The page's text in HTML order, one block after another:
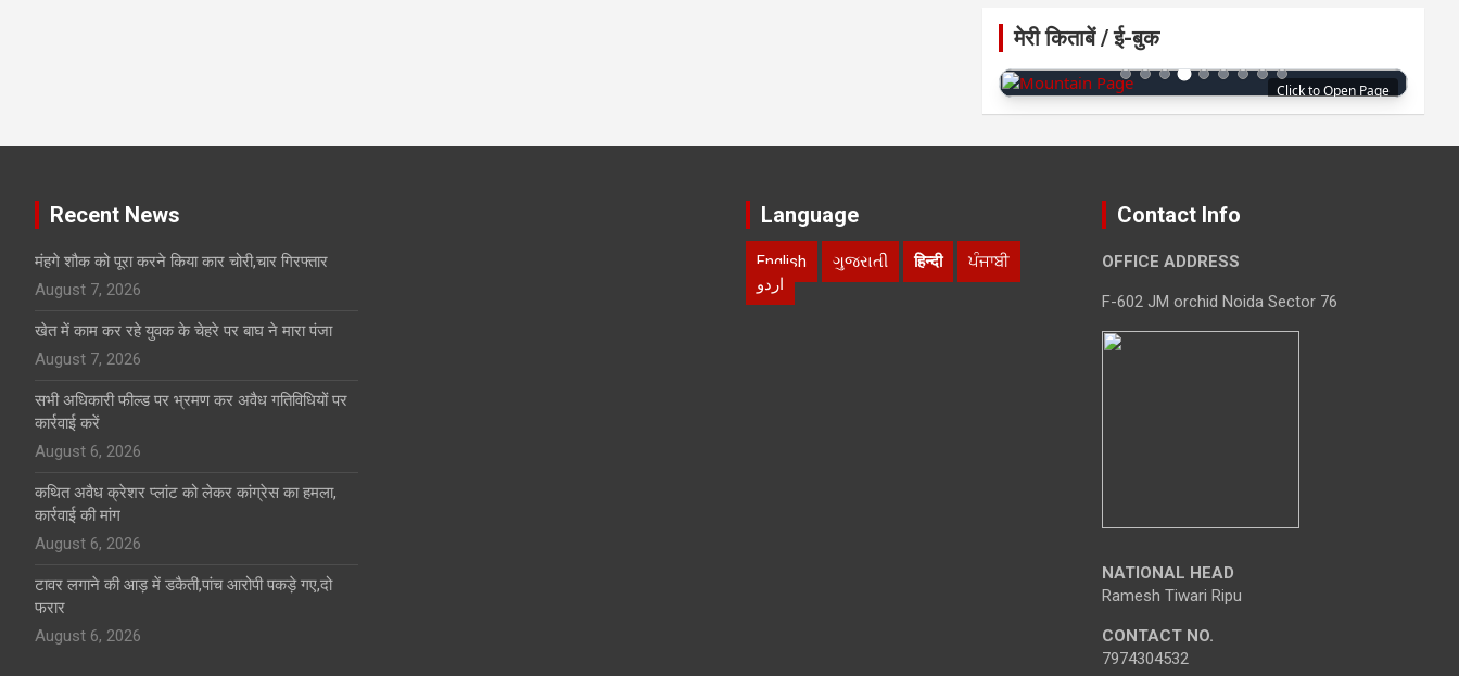
मेरी किताबें / ई-बुक
Click to Open Page
Recent News
मंहगे शौक को पूरा करने किया कार चोरी,चार गिरफ्तार
August 7, 2026
खेत में काम कर रहे युवक के चेहरे पर बाघ ने मारा पंजा
August 7, 2026
सभी अधिकारी फील्ड पर भ्रमण कर अवैध गतिविधियों पर
कार्रवाई करें
August 6, 2026
कथित अवैध क्रेशर प्लांट को लेकर कांग्रेस का हमला,
कार्रवाई की मांग
August 6, 2026
टावर लगाने की आड़ में डकैती,पांच आरोपी पकड़े गए,दो
फरार
August 6, 2026
Language
English ગુજરાતી हिन्दी
ਪੰਜਾਬੀ
اردو
Contact Info
OFFICE ADDRESS
F-602 JM orchid Noida Sector 76
NATIONAL HEAD
Ramesh Tiwari Ripu
CONTACT NO.
7974304532